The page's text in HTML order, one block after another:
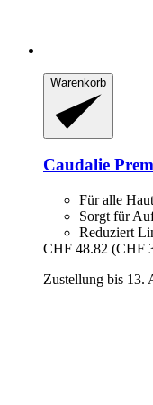
Warenkorb
Caudalie
Für alle
Sorgt für
Reduziert
CHF 48.82 (CHF
Zustellung bis 13.